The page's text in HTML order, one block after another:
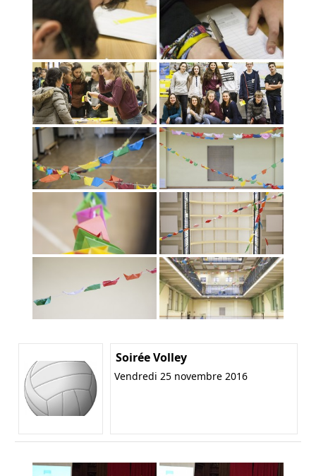
Soirée Volley
Vendredi 25 novembre 2016